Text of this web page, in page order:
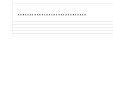
………………………..